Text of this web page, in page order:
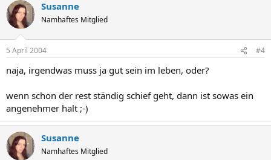
Susanne
Namhaftes Mitglied
5 April 2004 #4
naja, irgendwas muss ja gut sein im leben, oder?
wenn schon der rest ständig schief geht, dann ist sowas ein
angenehmer halt ;-)
Susanne
Namhaftes Mitglied